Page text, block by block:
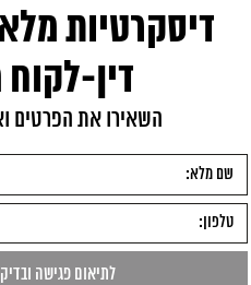
דיסקרטיות
דין-
השאירו את הפרטים